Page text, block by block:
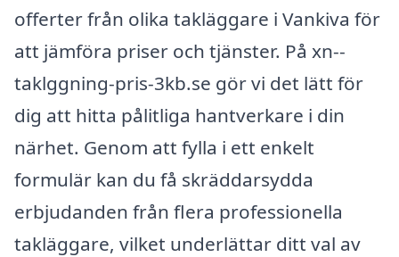
offerter från olika takläggare i Vankiva för
att jämföra priser och tjänster. På xn--
taklggning-pris-3kb.se gör vi det lätt för
dig att hitta pålitliga hantverkare i din
närhet. Genom att fylla i ett enkelt
formulär kan du få skräddarsydda
erbjudanden från flera professionella
takläggare, vilket underlättar ditt val av